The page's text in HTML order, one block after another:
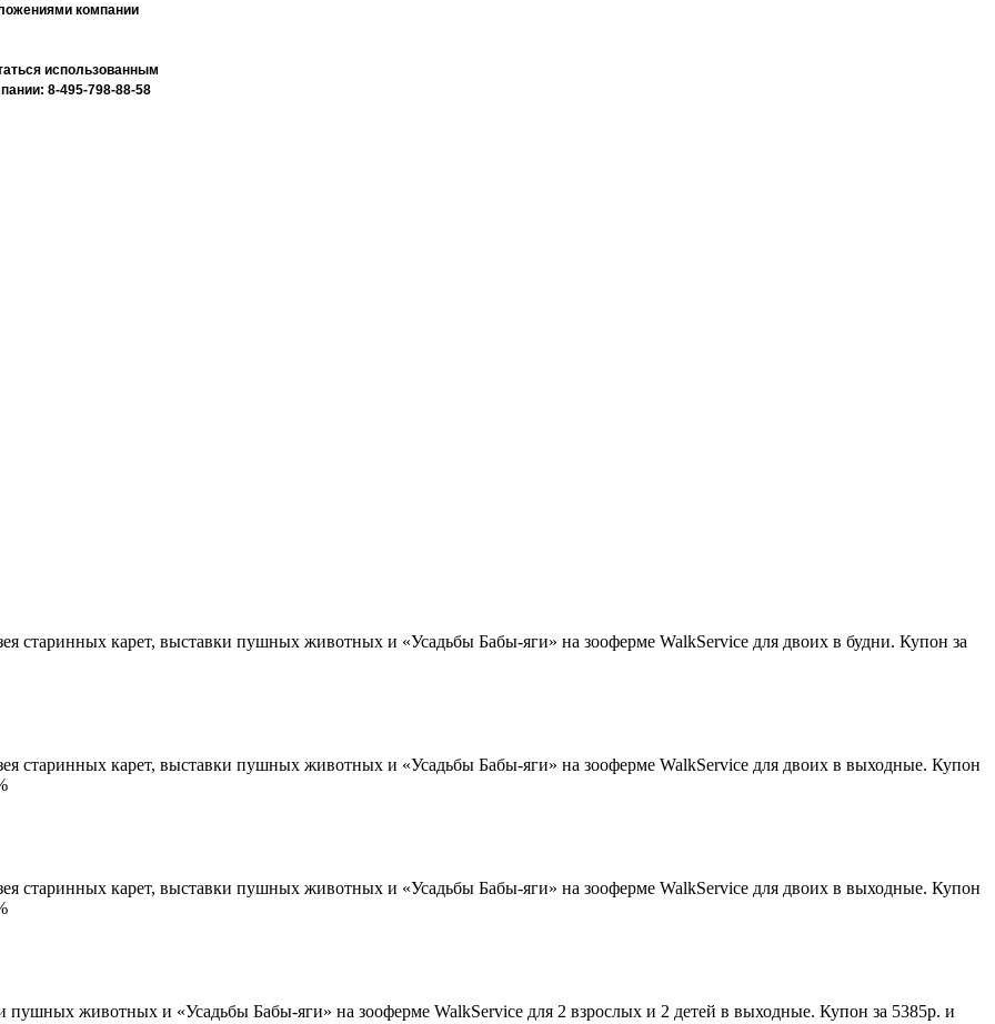
компании
использованным
8-495-798-88-58
старинных карет, выставки пушных животных и «Усадьбы Бабы-яги» на зооферме WalkService для двоих в будни. Купон за
старинных карет, выставки пушных животных и «Усадьбы Бабы-яги» на зооферме WalkService для двоих в выходные. Купон
старинных карет, выставки пушных животных и «Усадьбы Бабы-яги» на зооферме WalkService для двоих в выходные. Купон
пушных животных и «Усадьбы Бабы-яги» на зооферме WalkService для 2 взрослых и 2 детей в выходные. Купон за 5385р. и